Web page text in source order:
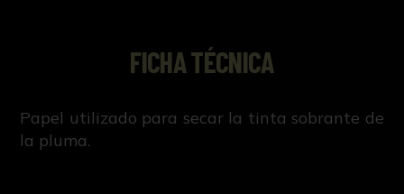
FICHA TÉCNICA
Papel utilizado para secar la tinta sobrante de
la pluma.